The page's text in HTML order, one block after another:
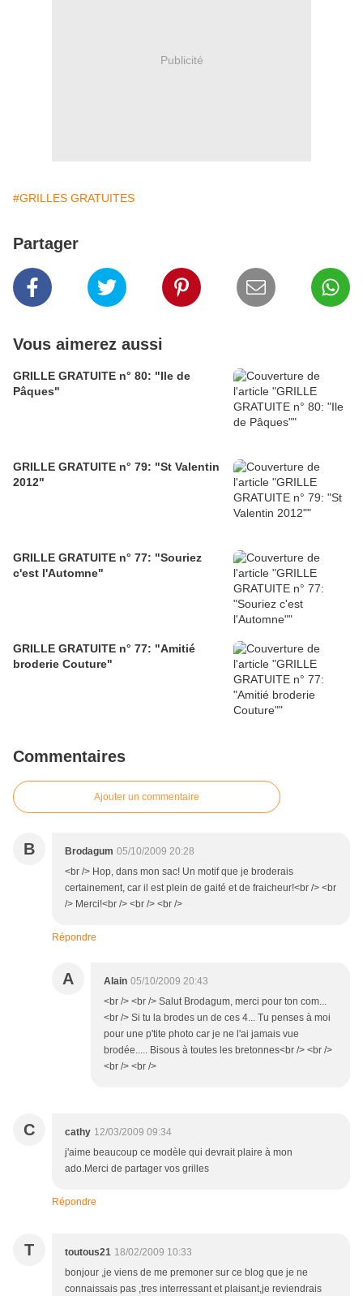
Publicité
#GRILLES GRATUITES
Partager
Vous aimerez aussi
GRILLE GRATUITE n° 80: "Ile de
Pâques"
GRILLE GRATUITE n° 79: "St Valentin
2012"
GRILLE GRATUITE n° 77: "Souriez
c'est l'Automne"
GRILLE GRATUITE n° 77: "Amitié
broderie Couture"
Commentaires
Ajouter un commentaire
B Brodagum 05/10/2009 20:28
<br /> Hop, dans mon sac! Un motif que je broderais
certainement, car il est plein de gaité et de fraicheur!<br /> <br
/> Merci!<br /> <br /> <br />
Répondre
A Alain 05/10/2009 20:43
<br /> <br /> Salut Brodagum, merci pour ton com...
<br /> Si tu la brodes un de ces 4... Tu penses à moi
pour une p'tite photo car je ne l'ai jamais vue
brodée..... Bisous à toutes les bretonnes<br /> <br />
<br /> <br />
C cathy 12/03/2009 09:34
j'aime beaucoup ce modèle qui devrait plaire à mon
ado.Merci de partager vos grilles
Répondre
T toutous21 18/02/2009 10:33
bonjour ,je viens de me premoner sur ce blog que je ne
connaissais pas ,tres interressant et plaisant,je reviendrais